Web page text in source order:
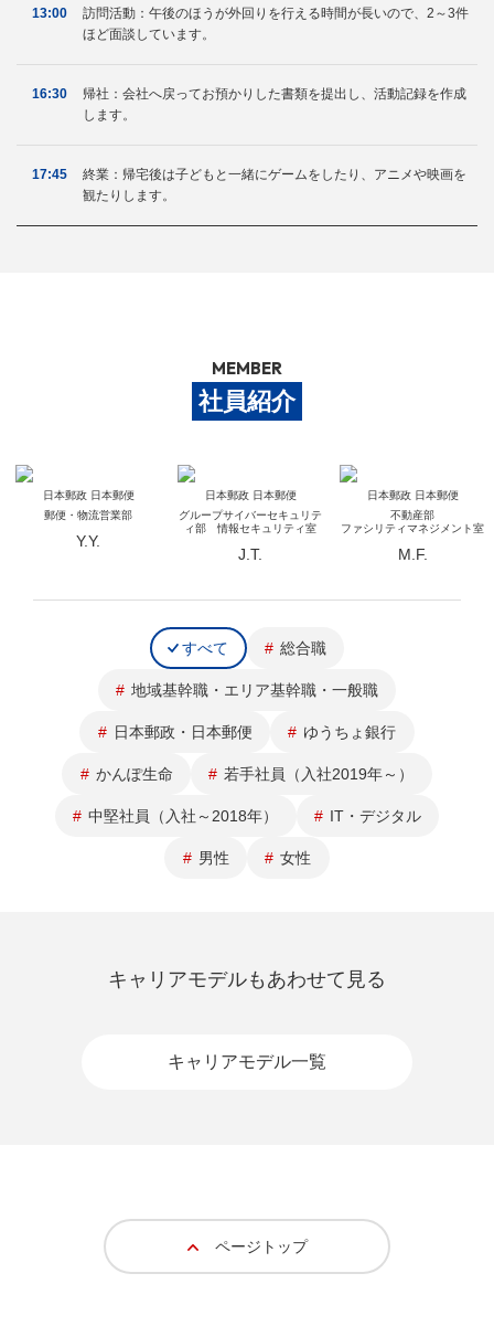
13:00
訪問活動：午後のほうが外回りを行える時間が長いので、2～3件
ほど面談しています。
16:30
帰社：会社へ戻ってお預かりした書類を提出し、活動記録を作成
します。
17:45
終業：帰宅後は子どもと一緒にゲームをしたり、アニメや映画を
観たりします。
MEMBER
社員紹介
日本郵政 日本郵便
郵便・物流営業部
Y.Y.
日本郵政 日本郵便
グループサイバーセキュリテ
ィ部 情報セキュリティ室
J.T.
日本郵政 日本郵便
不動産部
ファシリティマネジメント室
M.F.
すべて 総合職
地域基幹職・エリア基幹職・一般職
日本郵政・日本郵便 ゆうちょ銀行
かんぽ生命 若手社員（入社2019年～）
中堅社員（入社～2018年） IT・デジタル
男性 女性
キャリアモデルもあわせて見る
キャリアモデル一覧
ページトップ